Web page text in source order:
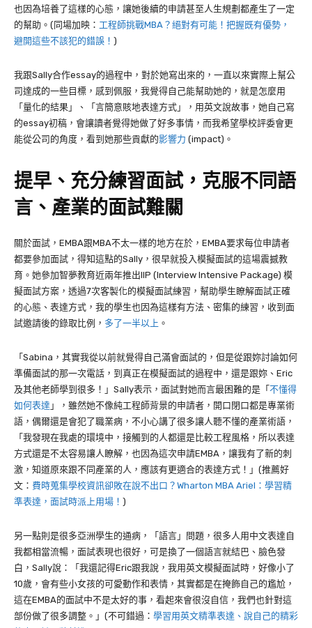
也因為培養了這樣的心態，讓她後續的申請甚至人生規劃都產生了一定
的幫助。(同場加映： 工程師挑戰MBA？絕對有可能！把握既有優勢，
避開這些不該犯的錯誤！ )
我跟Sally合作essay的過程中，對於她寫出來的，一直以來實際上幫公
司達成的一些目標，感到佩服，我覺得自己能幫助她的，就是怎麼用
「量化的結果」、「言簡意賅地表達方式」，用英文說故事，她自己寫
的essay初稿，會讓讀者覺得她做了好多事情，而我希望學校評委會更
能從公司的角度，看到她那些貢獻的影響力 (impact)。
提早、充分練習面試，克服不同語
言、產業的面試難關
關於面試，EMBA跟MBA不太一樣的地方在於，EMBA要求每位申請者
都要參加面試，得知這點的Sally，很早就投入模擬面試的這場震撼教
育。她參加智夢教育近兩年推出IIP (Interview Intensive Package) 模
擬面試方案，透過7次客製化的模擬面試練習，幫助學生瞭解面試正確
的心態、表達方式，我的學生也因為這樣有方法、密集的練習，收到面
試邀請後的錄取比例， 多了一半以上 。
「Sabina，其實我從以前就覺得自己滿會面試的，但是從跟妳討論如何
準備面試的那一次電話，到真正在模擬面試的過程中，還是跟妳、Eric
及其他老師學到很多！」Sally表示，面試對她而言最困難的是「不懂得
如何表達 」，雖然她不像純工程師背景的申請者，開口閉口都是專業術
語，偶爾還是會犯了職業病，不小心講了很多讓人聽不懂的產業術語，
「我發現在我處的環境中，接觸到的人都還是比較工程風格，所以表達
方式還是不太容易讓人瞭解，也因為這次申請EMBA，讓我有了新的刺
激，知道原來跟不同產業的人，應該有更適合的表達方式！」(推薦好
文： 費時蒐集學校資訊卻敗在說不出口？Wharton MBA Ariel：學習精
準表達，面試時派上用場！ )
另一點則是很多亞洲學生的通病，「語言」問題，很多人用中文表達自
我都相當流暢，面試表現也很好，可是換了一個語言就結巴、臉色發
白，Sally說：「我還記得Eric跟我說，我用英文模擬面試時，好像小了
10歲，會有些小女孩的可愛動作和表情，其實都是在掩飾自己的尷尬，
這在EMBA的面試中不是太好的事，看起來會很沒自信，我們也針對這
部份做了很多調整。」(不可錯過： 學習用英文精準表達、說自己的精彩